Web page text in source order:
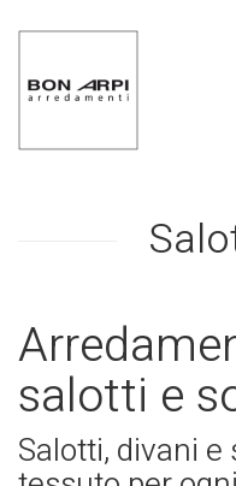
salotti e
Salotti, divani